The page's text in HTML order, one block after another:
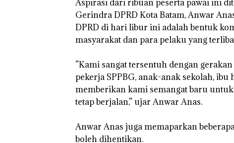
‎Aspirasi dari ribuan peserta pawai ini
Gerindra DPRD Kota Batam, Anwar
DPRD di hari libur ini adalah bentuk
masyarakat dan para pelaku yang
‎”Kami sangat tersentuh dengan
pekerja SPPBG, anak-anak sekolah,
memberikan kami semangat baru
tetap berjalan,” ujar Anwar Anas.
‎Anwar Anas juga memaparkan
boleh dihentikan.